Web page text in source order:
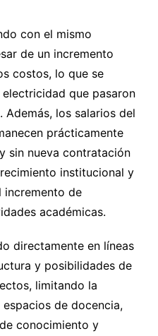
con el mismo
de un incremento
costos, lo que se
que pasaron
los salarios del
prácticamente
sin nueva contratación
institucional y
incremento de
académicas.
directamente en líneas
y posibilidades de
limitando la
de docencia,
conocimiento y